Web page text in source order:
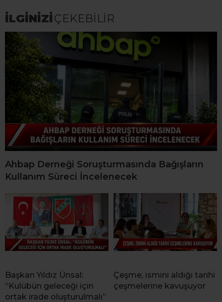
İLGİNİZİÇEKEBİLİR
Ahbap Derneği Soruşturmasında Bağışların
Kullanım Süreci İncelenecek
Başkan Yıldız Ünsal:
“Kulübün geleceği için
ortak irade oluşturulmalı”
Çeşme, ismini aldığı tarihi
çeşmelerine kavuşuyor